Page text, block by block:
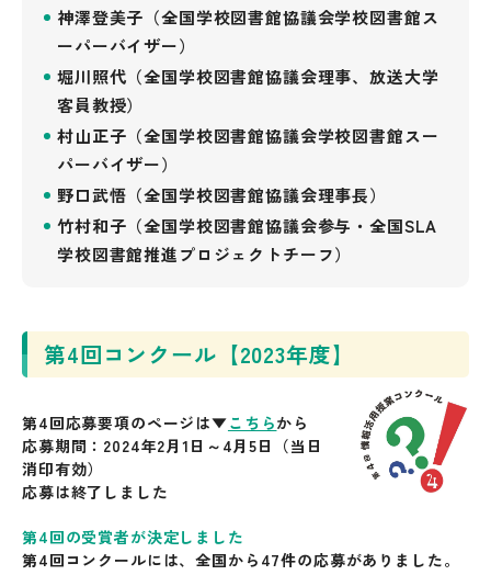
神澤登美子（全国学校図書館協議会学校図書館ス
ーパーバイザー）
堀川照代（全国学校図書館協議会理事、放送大学
客員教授）
村山正子（全国学校図書館協議会学校図書館スー
パーバイザー）
野口武悟（全国学校図書館協議会理事長）
竹村和子（全国学校図書館協議会参与・全国SLA
学校図書館推進プロジェクトチーフ）
第4回コンクール【2023年度】
第4回応募要項のページは▼こちらから
応募期間：2024年2月1日～4月5日（当日
消印有効）
応募は終了しました
第4回の受賞者が決定しました
第4回コンクールには、全国から47件の応募がありました。